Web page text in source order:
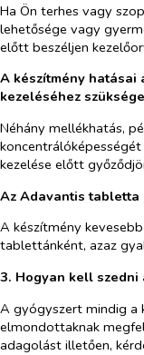
Ha Ön terhes vagy
lehetősége vagy
előtt beszéljen
A készítmény hatásai
kezeléséhez
Néhány mellékhatás,
kezelése előtt
Az Adavantis
A készítmény
tablettánként, azaz
3. Hogyan kell
A gyógyszert mindig a
elmondottaknak
adagolást illetően,